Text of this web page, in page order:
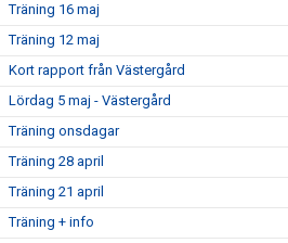
Träning 16 maj
Träning 12 maj
Kort rapport från Västergård
Lördag 5 maj - Västergård
Träning onsdagar
Träning 28 april
Träning 21 april
Träning + info